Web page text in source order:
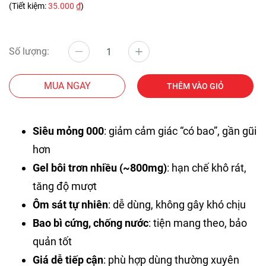
(Tiết kiệm:35.000 ₫)
Số lượng:
MUA NGAY THÊM VÀO GIỎ
Siêu mỏng 000: giảm cảm giác “có bao”, gần gũi
hơn
Gel bôi trơn nhiều (~800mg): hạn chế khô rát,
tăng độ mượt
Ôm sát tự nhiên: dễ dùng, không gây khó chịu
Bao bì cứng, chống nước: tiện mang theo, bảo
quản tốt
Giá dễ tiếp cận: phù hợp dùng thường xuyên